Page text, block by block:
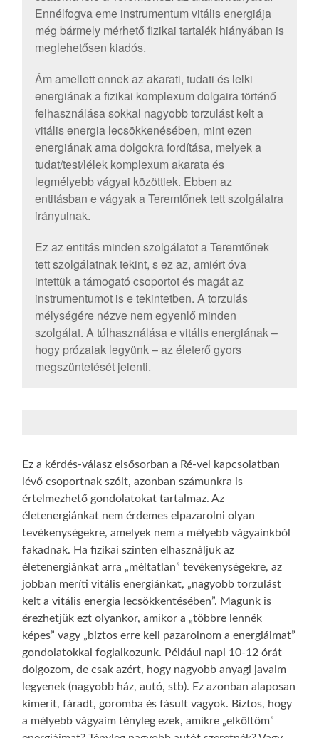
Ennélfogva eme instrumentum vitális energiája
még bármely mérhető fizikai tartalék hiányában is
meglehetősen kiadós.
Ám amellett ennek az akarati, tudati és lelki
energiának a fizikai komplexum dolgaira történő
felhasználása sokkal nagyobb torzulást kelt a
vitális energia lecsökkenésében, mint ezen
energiának ama dolgokra fordítása, melyek a
tudat/test/lélek komplexum akarata és
legmélyebb vágyai közöttiek. Ebben az
entitásban e vágyak a Teremtőnek tett szolgálatra
irányulnak.
Ez az entitás minden szolgálatot a Teremtőnek
tett szolgálatnak tekint, s ez az, amiért óva
intettük a támogató csoportot és magát az
instrumentumot is e tekintetben. A torzulás
mélységére nézve nem egyenlő minden
szolgálat. A túlhasználása e vitális energiának –
hogy prózaiak legyünk – az életerő gyors
megszüntetését jelenti.
Ez a kérdés-válasz elsősorban a Ré-vel kapcsolatban
lévő csoportnak szólt, azonban számunkra is
értelmezhető gondolatokat tartalmaz. Az
életenergiánkat nem érdemes elpazarolni olyan
tevékenységekre, amelyek nem a mélyebb vágyainkból
fakadnak. Ha fizikai szinten elhasználjuk az
életenergiánkat arra „méltatlan” tevékenységekre, az
jobban meríti vitális energiánkat, „nagyobb torzulást
kelt a vitális energia lecsökkentésében”. Magunk is
érezhetjük ezt olyankor, amikor a „többre lennék
képes” vagy „biztos erre kell pazarolnom a energiáimat”
gondolatokkal foglalkozunk. Például napi 10-12 órát
dolgozom, de csak azért, hogy nagyobb anyagi javaim
legyenek (nagyobb ház, autó, stb). Ez azonban alaposan
kimerít, fáradt, goromba és fásult vagyok. Biztos, hogy
a mélyebb vágyaim tényleg ezek, amikre „elköltöm”